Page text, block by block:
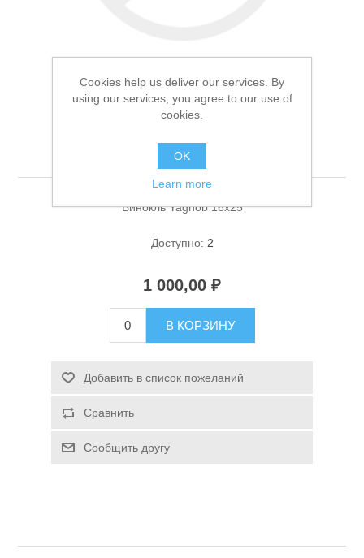
Спасательные средства
Бинокль Yagnob 16х25
Бинокль Yagnob 16х25
Доступно: 2
1 000,00 ₽
В КОРЗИНУ
Добавить в список пожеланий
Сравнить
Сообщить другу
Cookies help us deliver our services. By
using our services, you agree to our use of
cookies.
OK
Learn more